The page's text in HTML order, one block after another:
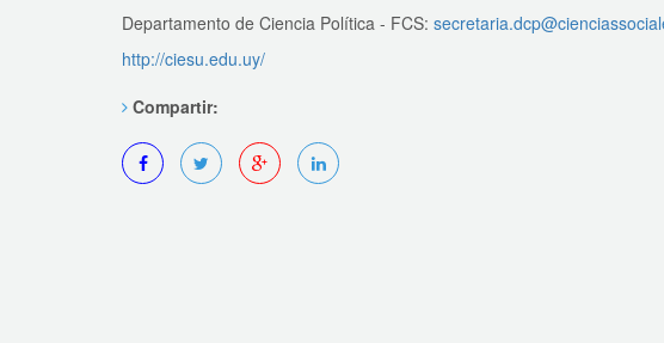
Departamento de Ciencia Política - FCS:
http://ciesu.edu.uy/
Compartir: